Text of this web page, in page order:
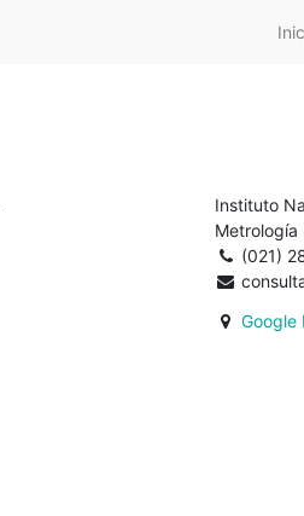
Instituto
Metrología
(021)
Google